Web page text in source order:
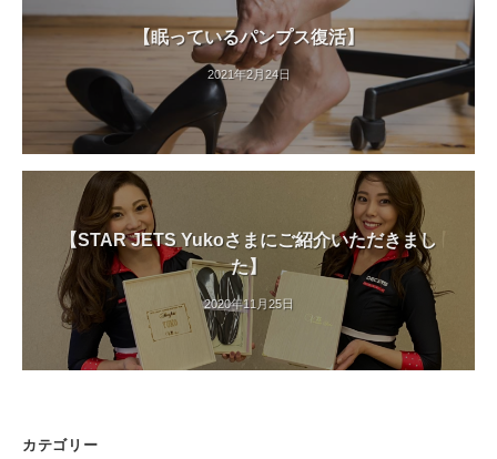
【眠っているパンプス復活】
2021年2月24日
【STAR JETS Yukoさまにご紹介いただきまし
た】
2020年11月25日
カテゴリー